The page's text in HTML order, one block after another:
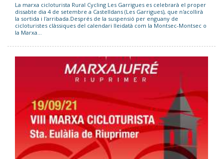
La marxa cicloturista Rural Cycling Les Garrigues es celebrarà el proper
dissabte dia 4 de setembre a Castelldans (Les Garrigues), que n'acollirà
la sortida i l'arribada.Després de la suspensió per enguany de
cicloturistes clàssiques del calendari lleidatà com la Montsec-Montsec o
la Marxa...